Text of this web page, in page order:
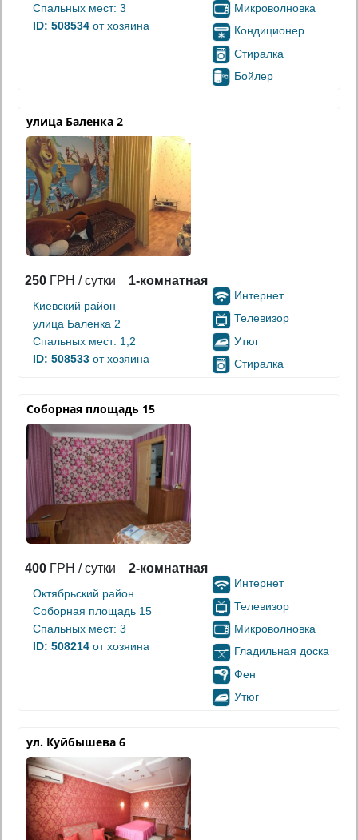
Спальных мест: 3
ID: 508534 от хозяина
Микроволновка
Кондиционер
Стиралка
Бойлер
улица Баленка 2
250 ГРН / сутки 1-комнатная
Киевский район
улица Баленка 2
Спальных мест: 1,2
ID: 508533 от хозяина
Интернет
Телевизор
Утюг
Стиралка
Соборная площадь 15
400 ГРН / сутки 2-комнатная
Октябрьский район
Соборная площадь 15
Спальных мест: 3
ID: 508214 от хозяина
Интернет
Телевизор
Микроволновка
Гладильная доска
Фен
Утюг
ул. Куйбышева 6